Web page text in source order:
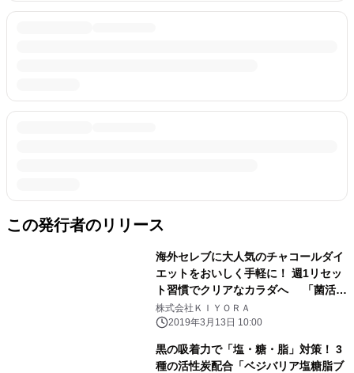
この発行者のリリース
海外セレブに大人気のチャコールダイ
エットをおいしく手軽に！ 週1リセッ
ト習慣でクリアなカラダへ 「菌活美
人の炭クレンズ」3月20日新発売！
株式会社ＫＩＹＯＲＡ
2019年3月13日 10:00
黒の吸着力で「塩・糖・脂」対策！ 3
種の活性炭配合「ベジバリア塩糖脂ブ